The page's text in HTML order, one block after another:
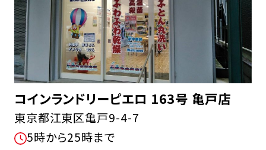
コインランドリーピエロ 163号 亀戸店
東京都江東区亀戸9-4-7
5時から25時まで